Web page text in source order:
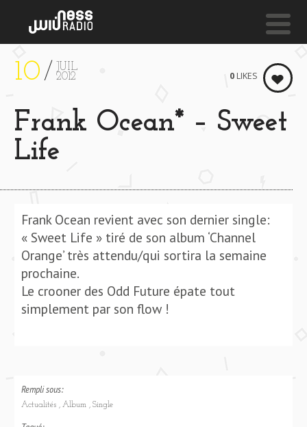
Brassbastardz
NESS LIVE !
10
JUIL
2012
Frank Ocean* – Sweet
Life
0 LIKES
Frank Ocean revient avec son dernier single:
« Sweet Life » tiré de son album ‘Channel
Orange’ très attendu/qui sortira la semaine
prochaine.
Le crooner des Odd Future épate tout
simplement par son flow !
Rempli sous:
Actualités Album Single